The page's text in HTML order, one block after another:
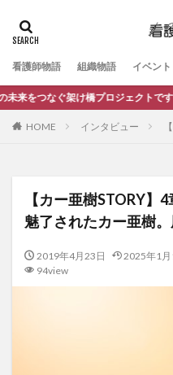
看護師物語 組織物語 イベント
ジェクトです。
HOME インタビュー
【カー亜樹STORY】
魅了されたカー亜樹。
2019年4月23日 2025年1月
94view
カテゴリー
タグ
キャ
インタビュー動画（看護＋
マンガ小冊子制作
My